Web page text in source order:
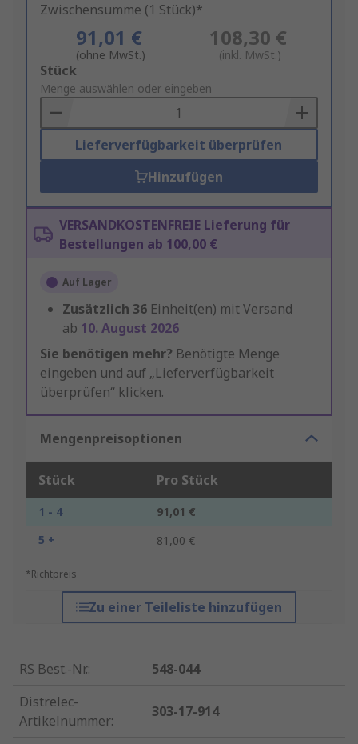
Zwischensumme (1 Stück)*
91,01 €
(ohne MwSt.)
108,30 €
(inkl. MwSt.)
Add
to
Basket
Stück
Menge auswählen oder eingeben
Lieferverfügbarkeit überprüfen
Hinzufügen
VERSANDKOSTENFREIE Lieferung für
Bestellungen ab 100,00 €
Auf Lager
Zusätzlich 36 Einheit(en) mit Versand
ab 10. August 2026
Sie benötigen mehr? Benötigte Menge
eingeben und auf „Lieferverfügbarkeit
überprüfen“ klicken.
Mengenpreisoptionen
Stück Pro Stück
1 - 4
91,01 €
5 +
81,00 €
*Richtpreis
Zu einer Teileliste hinzufügen
RS Best.-Nr.:
548-044
Distrelec-
Artikelnummer:
303-17-914